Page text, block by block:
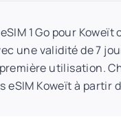
1 Go pour Koweït
une validité de 7
utilisation.
eSIM Koweït à partir